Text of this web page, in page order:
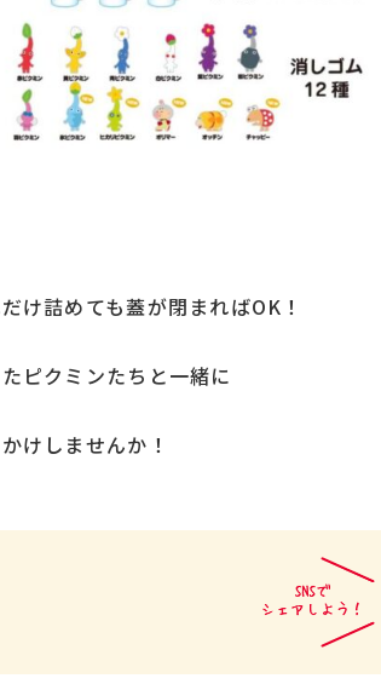
け詰めても蓋が閉まればOK！
ピクミンたちと一緒に
けしませんか！